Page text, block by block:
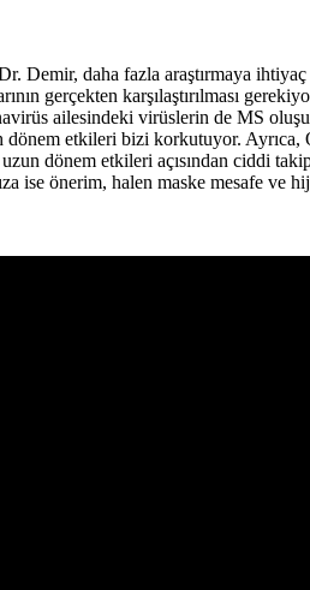
Demir, daha fazla araştırmaya
gerçekten karşılaştırılması
ailesindeki virüslerin de MS
etkileri bizi korkutuyor.
dönem etkileri açısından ciddi
ise önerim, halen maske mesafe ve